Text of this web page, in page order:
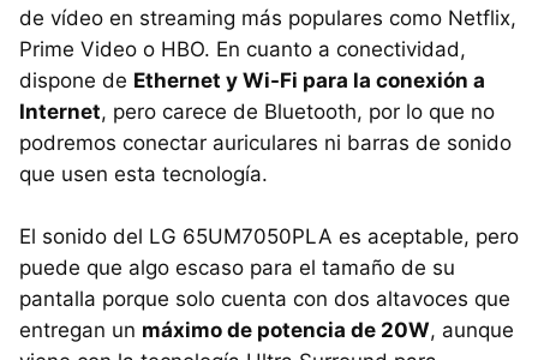
de vídeo en streaming más populares como Netflix,
Prime Video o HBO. En cuanto a conectividad,
dispone de Ethernet y Wi-Fi para la conexión a
Internet, pero carece de Bluetooth, por lo que no
podremos conectar auriculares ni barras de sonido
que usen esta tecnología.
El sonido del LG 65UM7050PLA es aceptable, pero
puede que algo escaso para el tamaño de su
pantalla porque solo cuenta con dos altavoces que
entregan un máximo de potencia de 20W, aunque